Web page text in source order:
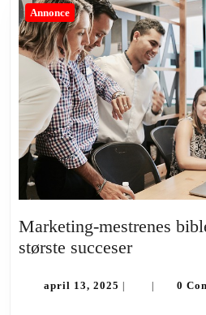
Annonce
Marketing-mestrenes
største succeserMarketing-
bibler:
april 13, 2025 april
0